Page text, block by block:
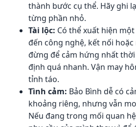
thành bước cụ thể. Hãy ghi
từng phần nhỏ.
Tài lộc: Có thể xuất hiện
đến công nghệ, kết nối
đừng để cảm hứng nhất
định quá nhanh. Vận may
tỉnh táo.
Tình cảm: Bảo Bình dễ có
khoảng riêng, nhưng vẫn
Nếu đang trong mối quan